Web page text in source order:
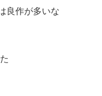
良作が多いな